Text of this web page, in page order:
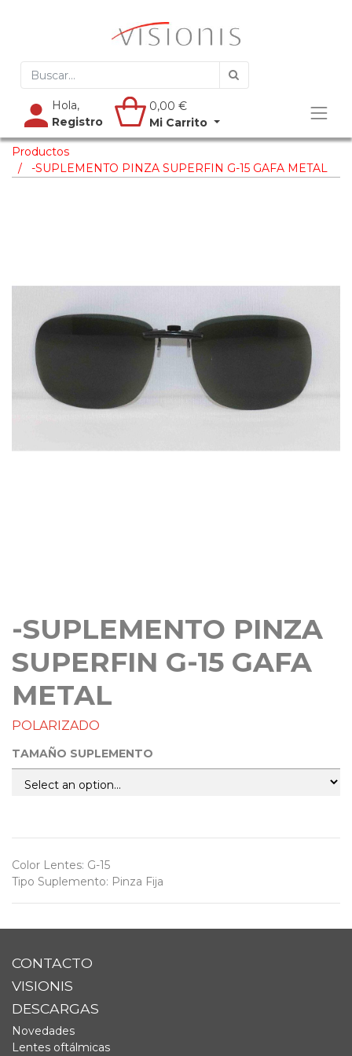
Hola,
Registro
0,00 €
Mi Carrito
Productos
-SUPLEMENTO PINZA SUPERFIN G-15 GAFA METAL
-SUPLEMENTO PINZA
SUPERFIN G-15 GAFA
METAL
POLARIZADO
TAMAÑO SUPLEMENTO
Color Lentes: G-15
Tipo Suplemento: Pinza Fija
CONTACTO
VISIONIS
DESCARGAS
Novedades
Lentes oftálmicas